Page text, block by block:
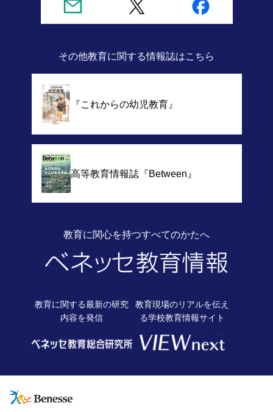
その他教育に関する情報誌はこちら
『これからの幼児教育』
高等教育情報誌『Between』
教育に関心を持つすべてのかたへ
教育に関する最新の研究
内容を発信
教育現場のリアルを伝え
る学校教育情報サイト